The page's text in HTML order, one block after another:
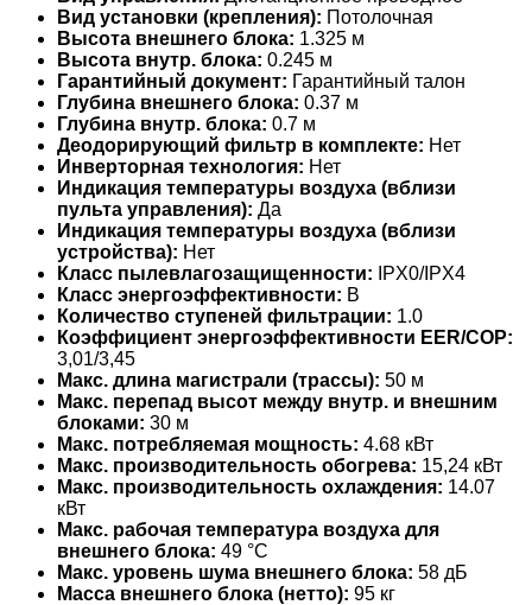
Вид установки (крепления): Потолочная
Высота внешнего блока: 1.325 м
Высота внутр. блока: 0.245 м
Гарантийный документ: Гарантийный талон
Глубина внешнего блока: 0.37 м
Глубина внутр. блока: 0.7 м
Деодорирующий фильтр в комплекте: Нет
Инверторная технология: Нет
Индикация температуры воздуха (вблизи
пульта управления): Да
Индикация температуры воздуха (вблизи
устройства): Нет
Класс пылевлагозащищенности: IPX0/IPX4
Класс энергоэффективности: B
Количество ступеней фильтрации: 1.0
Коэффициент энергоэффективности EER/COP:
3,01/3,45
Макс. длина магистрали (трассы): 50 м
Макс. перепад высот между внутр. и внешним
блоками: 30 м
Макс. потребляемая мощность: 4.68 кВт
Макс. производительность обогрева: 15,24 кВт
Макс. производительность охлаждения: 14.07
кВт
Макс. рабочая температура воздуха для
внешнего блока: 49 °С
Макс. уровень шума внешнего блока: 58 дБ
Масса внешнего блока (нетто): 95 кг